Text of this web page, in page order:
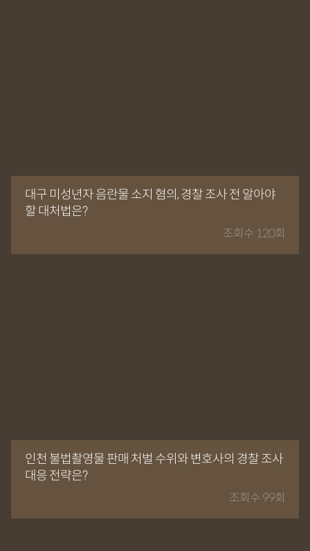
대구 미성년자 음란물 소지 혐의, 경찰 조사 전 알아야
할 대처법은?
조회수 120회
인천 불법촬영물 판매 처벌 수위와 변호사의 경찰 조사
대응 전략은?
조회수 99회